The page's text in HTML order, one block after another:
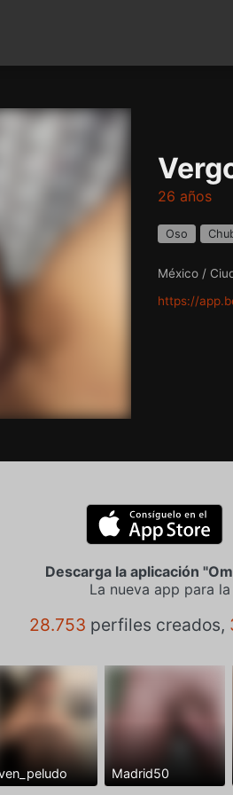
26 años
Oso
México /
https://
Descarga la aplicación
La nueva app para
28.753 perfiles creados,
Madrid50